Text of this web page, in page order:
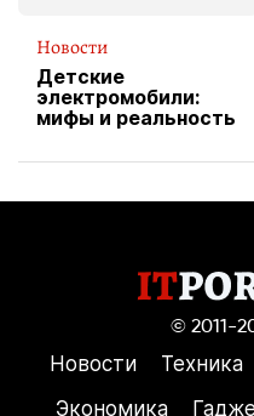
Новости
Детские
электромобили:
мифы и реальность
© 2011-
Новости Техника
Экономика